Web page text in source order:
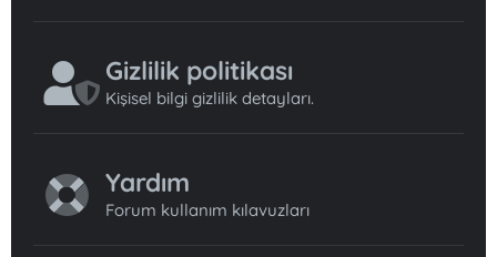
Gizlilik politikası
Kişisel bilgi gizlilik detayları.
Yardım
Forum kullanım kılavuzları